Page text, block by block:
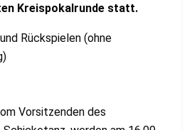
Kreispokalrunde statt.
Rückspielen (ohne
Vorsitzenden des